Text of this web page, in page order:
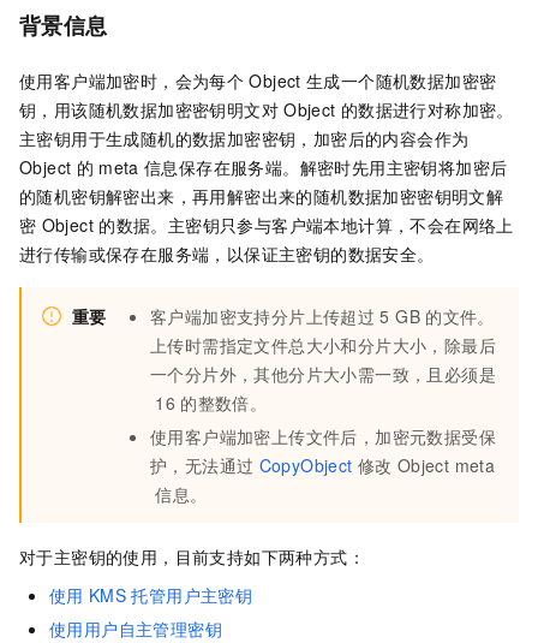
背景信息
使用客户端加密时，会为每个 Object 生成一个随机数据加密密
钥，用该随机数据加密密钥明文对 Object 的数据进行对称加密。
主密钥用于生成随机的数据加密密钥，加密后的内容会作为
Object 的 meta 信息保存在服务端。解密时先用主密钥将加密后
的随机密钥解密出来，再用解密出来的随机数据加密密钥明文解
密 Object 的数据。主密钥只参与客户端本地计算，不会在网络上
进行传输或保存在服务端，以保证主密钥的数据安全。
重要 客户端加密支持分片上传超过 5 GB 的文件。
上传时需指定文件总大小和分片大小，除最后
一个分片外，其他分片大小需一致，且必须是
16 的整数倍。
使用客户端加密上传文件后，加密元数据受保
护，无法通过 CopyObject 修改 Object meta
信息。
对于主密钥的使用，目前支持如下两种方式：
使用 KMS 托管用户主密钥
使用用户自主管理密钥